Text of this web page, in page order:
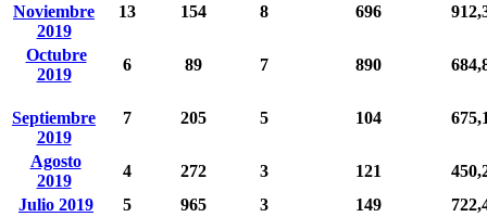
Noviembre
2019
13 154 8 696
Octubre
2019
6 89 7 890
Septiembre
2019
7 205 5 104
Agosto
2019
4 272 3 121
Julio 2019
5 965 3 149